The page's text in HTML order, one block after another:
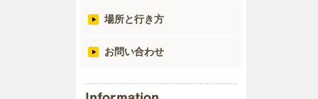
場所と行き方
お問い合わせ